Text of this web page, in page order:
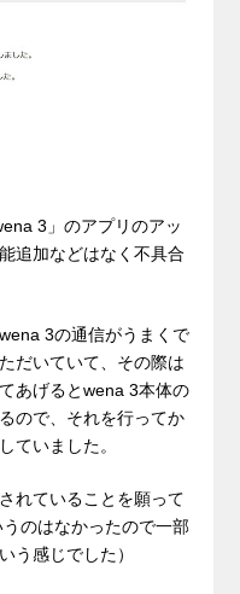
3」のアプリのアッ
追加などはなく不具合
3の通信がうまくで
だいていて、その際は
あげるとwena 3本体の
ので、それを行ってか
ていました。
れていることを願って
のはなかったので一部
う感じでした）